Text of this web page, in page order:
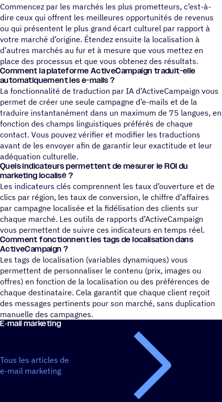
Commencez par les marchés les plus prometteurs, c’est-à-
dire ceux qui offrent les meilleures opportunités de revenus
ou qui présentent le plus grand écart culturel par rapport à
votre marché d’origine. Étendez ensuite la localisation à
d’autres marchés au fur et à mesure que vous mettez en
place des processus et que vous obtenez des résultats.
Comment la plateforme ActiveCampaign traduit-elle
automatiquement les e-mails ?
La fonctionnalité de traduction par IA d’ActiveCampaign vous
permet de créer une seule campagne d’e-mails et de la
traduire instantanément dans un maximum de 75 langues, en
fonction des champs linguistiques préférés de chaque
contact. Vous pouvez vérifier et modifier les traductions
avant de les envoyer afin de garantir leur exactitude et leur
adéquation culturelle.
Quels indicateurs permettent de mesurer le ROI du
marketing localisé ?
Les indicateurs clés comprennent les taux d’ouverture et de
clics par région, les taux de conversion, le chiffre d’affaires
par campagne localisée et la fidélisation des clients sur
chaque marché. Les outils de rapports d’ActiveCampaign
vous permettent de suivre ces indicateurs en temps réel.
Comment fonctionnent les tags de localisation dans
ActiveCampaign ?
Les tags de localisation (variables dynamiques) vous
permettent de personnaliser le contenu (prix, images ou
offres) en fonction de la localisation ou des préférences de
chaque destinataire. Cela garantit que chaque client reçoit
des messages pertinents pour son marché, sans duplication
manuelle des campagnes.
E‑mail marke­ting
Tous les articles de
e-mail marketing